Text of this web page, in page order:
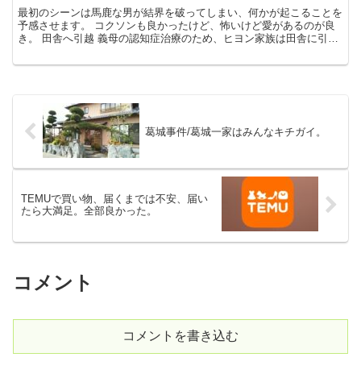
最初のシーンは馬鹿な男が結界を破ってしまい、何かが起こることを
予感させます。 コクソンも良かったけど、怖いけど愛があるのが良
き。 田舎へ引越 義母の認知症治療のため、ヒヨン家族は田舎に引越
葛城事件/葛城一家はみんなキチガイ。
TEMUで買い物、届くまでは不安、届い
たら大満足。全部良かった。
コメント
コメントを書き込む